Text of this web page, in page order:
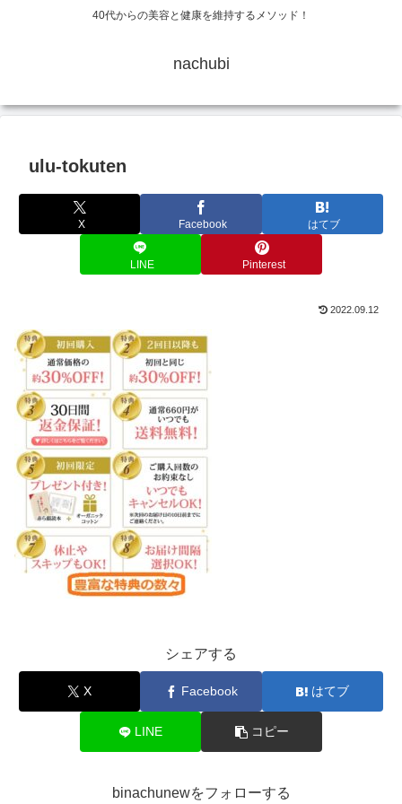
40代からの美容と健康を維持するメソッド！
nachubi
ulu-tokuten
X Facebook はてブ
LINE Pinterest
2022.09.12
シェアする
X Facebook はてブ
LINE コピー
binachunewをフォローする